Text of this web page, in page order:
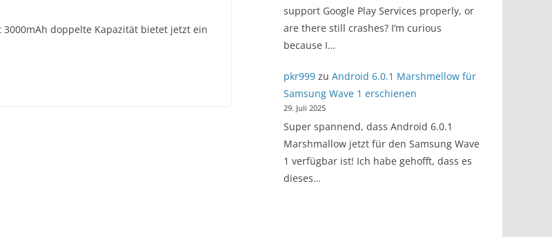
doppelte Kapazität bietet jetzt ein
support Google Play Services properly, or
are there still crashes? I’m curious
because I…
pkr999zu Android 6.0.1 Marshmellow für
Samsung Wave 1 erschienen
29. Juli 2025
Super spannend, dass Android 6.0.1
Marshmallow jetzt für den Samsung Wave
1 verfügbar ist! Ich habe gehofft, dass es
dieses…